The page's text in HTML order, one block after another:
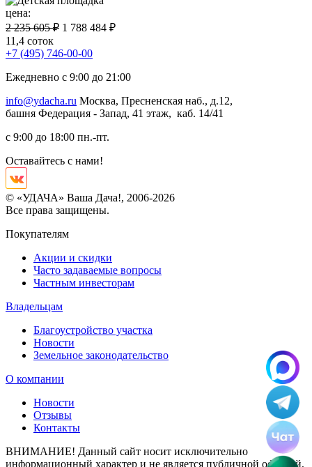
цена:
2 235 605 ₽ 1 788 484 ₽
11,4 соток
+7 (495) 746-00-00
Ежедневно с 9:00 до 21:00
info@ydacha.ru Москва, Пресненская наб., д.12,
башня Федерация - Запад, 41 этаж, каб. 14/41
с 9:00 до 18:00 пн.-пт.
Оставайтесь с нами!
© «УДАЧА» Ваша Дача!, 2006-2026
Все права защищены.
Покупателям
Акции и скидки
Часто задаваемые вопросы
Частным инвесторам
Владельцам
Благоустройство участка
Новости
Земельное законодательство
О компании
Новости
Отзывы
Контакты
ВНИМАНИЕ! Данный сайт носит исключительно
информационный характер и не является публичной офертой,